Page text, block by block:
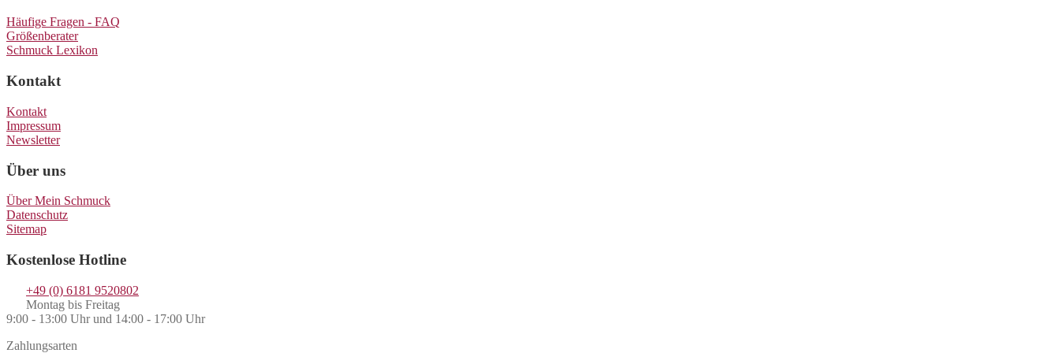
Häufige Fragen - FAQ
Größenberater
Schmuck Lexikon
Kontakt
Kontakt
Impressum
Newsletter
Über uns
Über Mein Schmuck
Datenschutz
Sitemap
Kostenlose Hotline
+49 (0) 6181 9520802
Montag bis Freitag
9:00 - 13:00 Uhr und 14:00 - 17:00 Uhr
Zahlungsarten